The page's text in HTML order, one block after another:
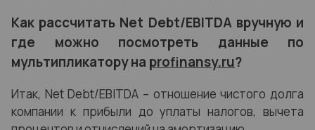
Как рассчитать Net Debt/EBITDA вручную и
где можно посмотреть данные по
мультипликатору на profinansy.ru?
Итак, Net Debt/EBITDA – отношение чистого долга
компании к прибыли до уплаты налогов, вычета